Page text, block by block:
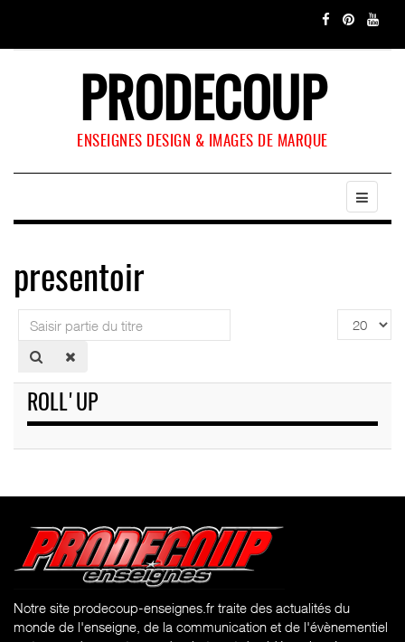
PRODECOUP
ENSEIGNES DESIGN & IMAGES DE MARQUE
presentoir
Saisir
partie
du
Affichage
#
ROLL'UP
Notre site prodecoup-enseignes.fr traite des actualités du
monde de l'enseigne, de la communication et de l'évènementiel